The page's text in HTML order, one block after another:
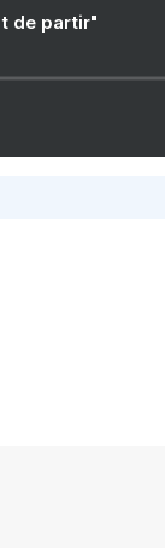
de partir"